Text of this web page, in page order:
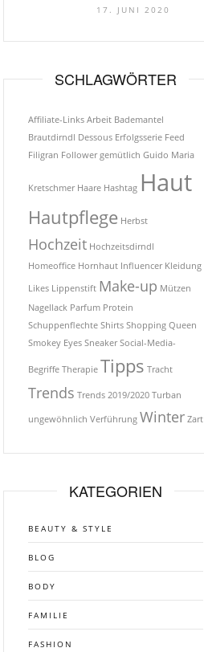
17. JUNI 2020
SCHLAGWÖRTER
Affiliate-Links Arbeit Bademantel
Brautdirndl Dessous Erfolgsserie Feed
Filigran Follower gemütlich Guido Maria
Kretschmer Haare Hashtag Haut
Hautpflege Herbst
Hochzeit Hochzeitsdirndl
Homeoffice Hornhaut Influencer Kleidung
Likes Lippenstift Make-up Mützen
Nagellack Parfum Protein
Schuppenflechte Shirts Shopping Queen
Smokey Eyes Sneaker Social-Media-
Begriffe Therapie Tipps Tracht
Trends Trends 2019/2020 Turban
ungewöhnlich Verführung Winter Zart
KATEGORIEN
BEAUTY & STYLE
BLOG
BODY
FAMILIE
FASHION